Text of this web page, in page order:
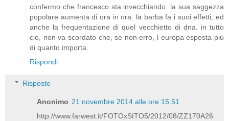
confermo che francesco sta invecchiando. la sua saggezza
popolare aumenta di ora in ora. la barba fa i suoi effetti, ed
anche la frequentazione di quel vecchietto di dna. in tutto
cio, non va scordato che, se non erro, l europa esposta più
di quanto importa.
Rispondi
Risposte
Anonimo 21 novembre 2014 alle ore 15:51
http://www.farwest.it/FOTOxSITO5/2012/08/ZZ170A26